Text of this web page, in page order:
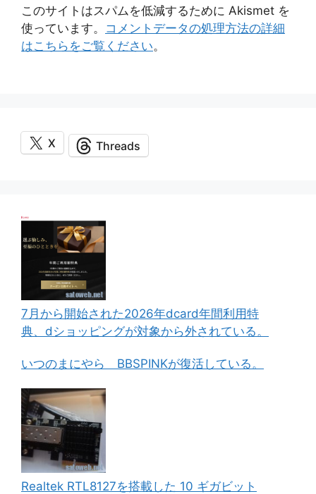
このサイトはスパムを低減するために Akismet を
使っています。 コメントデータの処理方法の詳細
はこちらをご覧ください。
X Threads
7月から開始された2026年dcard年間利用特
典、dショッピングが対象から外されている。
いつのまにやら BBSPINKが復活している。
Realtek RTL8127を搭載した 10 ギガビット